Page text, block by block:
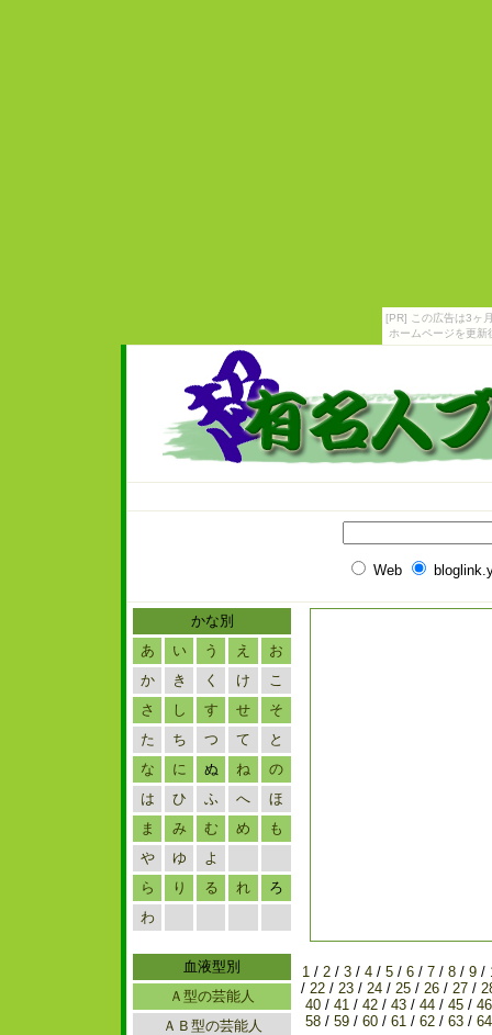
[PR] この広告は3ヶ
ホームページを更
Web
かな別
あ
い う え
お
か
き く け
こ
さ
し す せ
そ
た
ち つ て
と
な
に ぬ ね
の
は
ひ ふ へ
ほ
ま
み む め
も
や
ゆ
よ
ら
り る れ
ろ
わ
血液型別
Ａ型の芸能人
ＡＢ型の芸能人
1/ 2/ 3/ 4/ 5/ 6/ 7/ 8/ 9/
/ 22/ 23/ 24/ 25/ 26/ 27/
40/ 41/ 42/ 43/ 44/ 45/ 46
58/ 59/ 60/ 61/ 62/ 63/ 64